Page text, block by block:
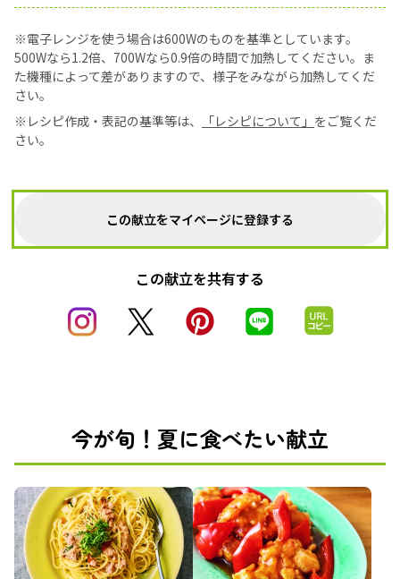
※電子レンジを使う場合は600Wのものを基準としています。
500Wなら1.2倍、700Wなら0.9倍の時間で加熱してください。ま
た機種によって差がありますので、様子をみながら加熱してくだ
さい。
※レシピ作成・表記の基準等は、
「レシピについて」 をご覧くだ
さい。
この献立をマイページに登録する
この献立を共有する
今が旬！夏に食べたい献立